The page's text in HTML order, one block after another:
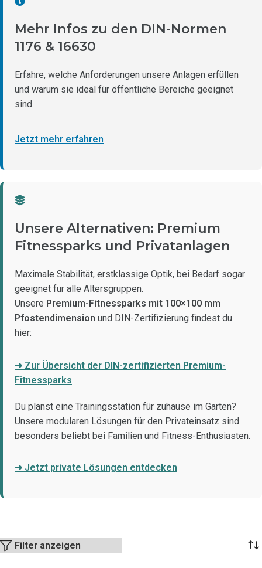
Mehr Infos zu den DIN-Normen
1176 & 16630
Erfahre, welche Anforderungen unsere Anlagen erfüllen
und warum sie ideal für öffentliche Bereiche geeignet
sind.
Jetzt mehr erfahren
Unsere Alternativen: Premium
Fitnessparks und Privatanlagen
Maximale Stabilität, erstklassige Optik, bei Bedarf sogar
geeignet für alle Altersgruppen.
Unsere Premium-Fitnessparks mit 100×100 mm
Pfostendimension und DIN-Zertifizierung findest du
hier:
➜ Zur Übersicht der DIN-zertifizierten Premium-
Fitnessparks
Du planst eine Trainingsstation für zuhause im Garten?
Unsere modularen Lösungen für den Privateinsatz sind
besonders beliebt bei Familien und Fitness-Enthusiasten.
➜ Jetzt private Lösungen entdecken
Filter anzeigen